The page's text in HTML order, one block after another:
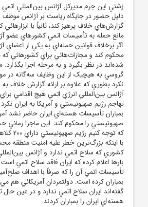
زشتي اين جرم مديرکل آژانس بين‌المللي
دليل حضور در جايگاه رياست بر آژانس موظف
گزارش‌هاي خلاف پرهيز کند، ثانياً با ابزارهائي
مانع حمله به تأسيسات اتمي کشورهاي عضو
اگر برخلاف قوانين حمله‌اي به يکي از اعضاي
محکوم کند و مجازات‌هائي براي کشورهائي
شده‌اند در نظر بگيرد و به مرحله اجرا بگذارد.
گروسي به هيچيک از اين وظايف سه‌گانه در
نکرد بطوري که علاوه بر ارائه گزارش خلاف
آژانس بين‌المللي انرژي اتمي هيچ اقدامي
تهاجم رژيم صهيونيستي و آمريکا به ايران
بمباران تأسيسات هسته‌اي ايران حاضر نشد
صهيونيستي را محکوم کند. اين ماجرا
که توجه
با اينکه بزرگ‌ترين خطر عليه امنيت منطقه
کشوري که سلاح اتمي ندارد و آژانس
بارها اعلام کرده که ايران فاقد سلاح اتمي
تأسيسات اتمي آن را که صرفاً با اهداف
بمباران کرده است. دولتمردان آمريکائي هم
گفته‌اند ايران سلاح اتمي ندارد و در عين
هسته‌اي ايران را بمباران کردند.